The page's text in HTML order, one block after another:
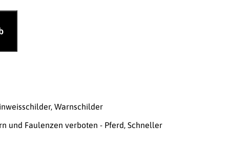
, Warnschilder
und Faulenzen verboten - Pferd, Schneller